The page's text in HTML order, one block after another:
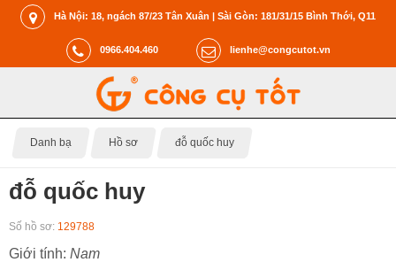
Hà Nội: 18, ngách 87/23 Tân Xuân | Sài Gòn: 181/31/15 Bình Thới, Q11
0966.404.460 lienhe@congcutot.vn
Danh bạ Hồ sơ đỗ quốc huy
đỗ quốc huy
Số hồ sơ: 129788
Giới tính: Nam